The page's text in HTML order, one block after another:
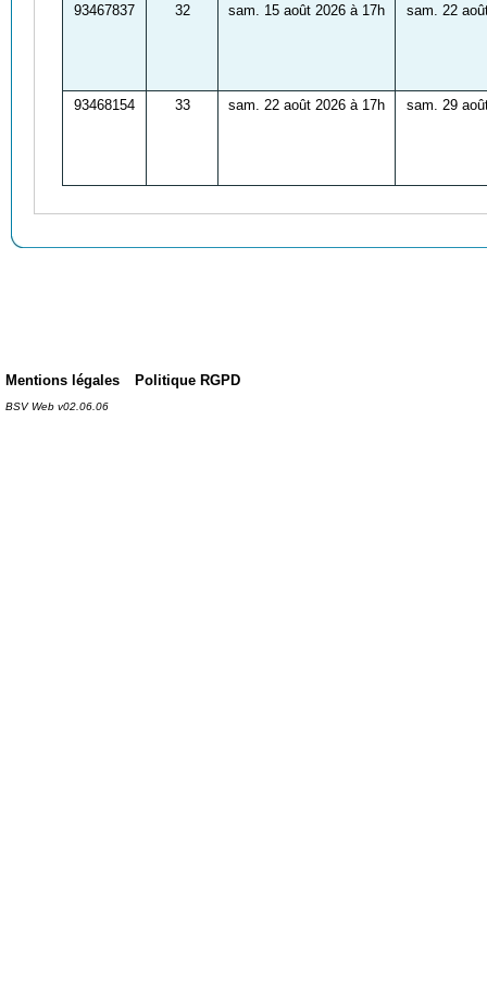
93467837 32 sam. 15 août 2026 à 17h sam. 22
93468154 33 sam. 22 août 2026 à 17h sam. 29
Mentions légales Politique RGPD
BSV Web v02.06.06